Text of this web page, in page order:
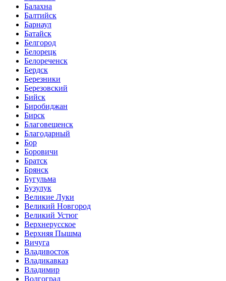
Балахна
Балтийск
Барнаул
Батайск
Белгород
Белорецк
Белореченск
Бердск
Березники
Березовский
Бийск
Биробиджан
Бирск
Благовещенск
Благодарный
Бор
Боровичи
Братск
Брянск
Бугульма
Бузулук
Великие Луки
Великий Новгород
Великий Устюг
Верхнерусское
Верхняя Пышма
Вичуга
Владивосток
Владикавказ
Владимир
Волгоград